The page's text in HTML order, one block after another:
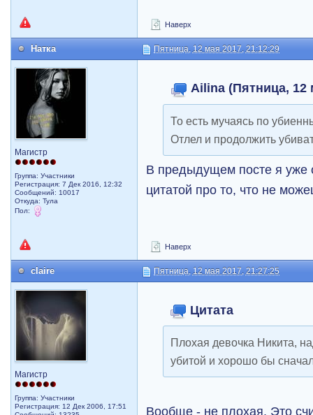
Наверх
Натка Пятница, 12 мая 2017, 21:12:29
Магистр
Группа: Участники
Регистрация: 7 Дек 2016, 12:32
Сообщений: 10017
Откуда: Тула
Пол:
Ailina (Пятница, 12
То есть мучаясь по
Отлел и продолжить
В предыдущем посте я уже
цитатой про то, что не
Наверх
claire Пятница, 12 мая 2017, 21:27:25
Магистр
Группа: Участники
Регистрация: 12 Дек 2006, 17:51
Цитата
Плохая девочка Никита,
убитой и хорошо бы
Вообще - не плохая. Это